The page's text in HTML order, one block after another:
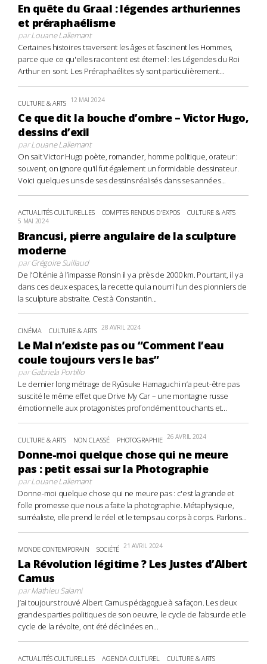
En quête du Graal : légendes arthuriennes
et préraphaélisme
parLouane Lallemant
Certaines histoires traversent les âges et fascinent les Hommes,
parce que ce qu'elles racontent est éternel : les Légendes du Roi
Arthur en sont. Les Préraphaélites s'y sont particulièrement...
CULTURE & ARTS 12 MAI 2024
Ce que dit la bouche d’ombre – Victor Hugo,
dessins d’exil
parLouane Lallemant
On sait Victor Hugo poète, romancier, homme politique, orateur :
souvent, on ignore qu'il fut également un formidable dessinateur.
Voici quelques uns de ses dessins réalisés dans ses années...
ACTUALITÉS CULTURELLES COMPTES RENDUS D'EXPOS CULTURE & ARTS
5 MAI 2024
Brancusi, pierre angulaire de la sculpture
moderne
parGrégoire Suillaud
De l’Olténie à l’impasse Ronsin il y a près de 2000 km. Pourtant, il y a
dans ces deux espaces, la recette qui a nourri l’un des pionniers de
la sculpture abstraite. C’est à Constantin...
CINÉMA CULTURE & ARTS 28 AVRIL 2024
Le Mal n’existe pas ou “Comment l’eau
coule toujours vers le bas”
parGabriela Portillo
Le dernier long métrage de Ryûsuke Hamaguchi n’a peut-être pas
suscité le même effet que Drive My Car – une montagne russe
émotionnelle aux protagonistes profondément touchants et...
CULTURE & ARTS NON CLASSÉ PHOTOGRAPHIE 26 AVRIL 2024
Donne-moi quelque chose qui ne meure
pas : petit essai sur la Photographie
parLouane Lallemant
Donne-moi quelque chose qui ne meure pas : c'est la grande et
folle promesse que nous a faite la photographie. Métaphysique,
surréaliste, elle prend le réel et le temps au corps à corps. Parlons...
MONDE CONTEMPORAIN SOCIÉTÉ 21 AVRIL 2024
La Révolution légitime ? Les Justes d’Albert
Camus
parMathieu Salami
J’ai toujours trouvé Albert Camus pédagogue à sa façon. Les deux
grandes parties politiques de son oeuvre, le cycle de l’absurde et le
cycle de la révolte, ont été déclinées en...
ACTUALITÉS CULTURELLES AGENDA CULTUREL
CULTURE & ARTS